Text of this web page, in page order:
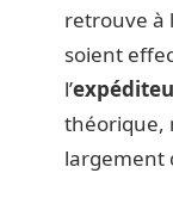
retrouve à
soient
l’
théorique,
largement